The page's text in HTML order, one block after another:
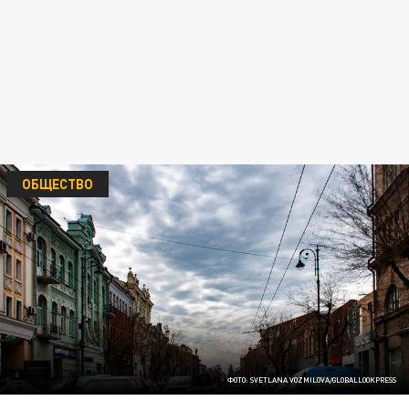
ФОТО: SVETLANA VOZMILOVA/GLOBALLOOKPRESS
ОБЩЕСТВО